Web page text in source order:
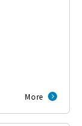
More